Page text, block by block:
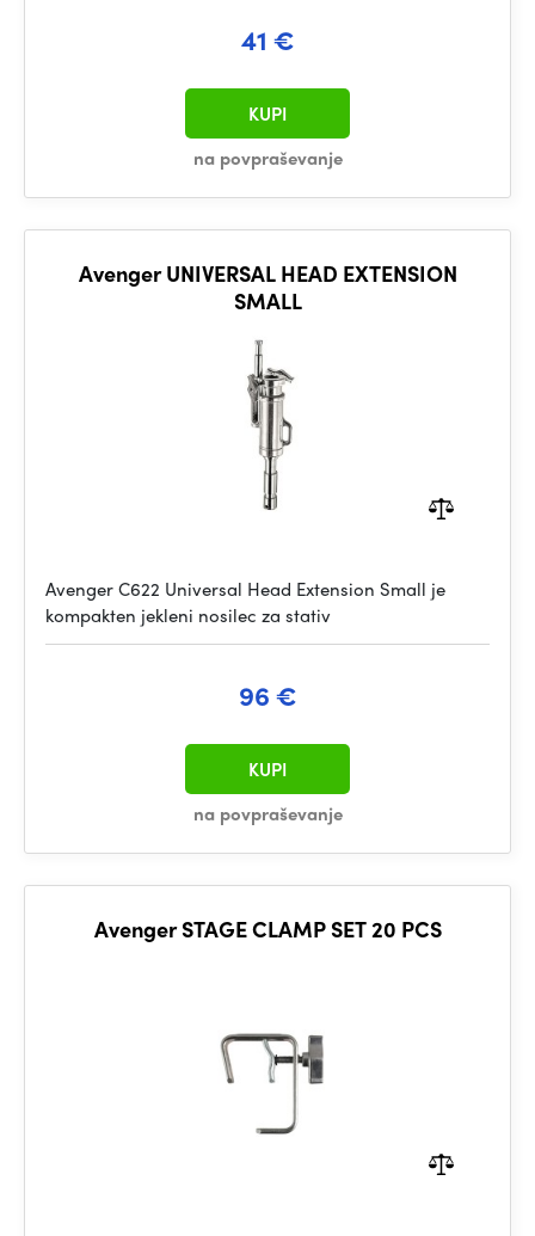
41 €
na povpraševanje
KUPI
Avenger UNIVERSAL HEAD EXTENSION
SMALL
Avenger C622 Universal Head Extension Small je
kompakten jekleni nosilec za stativ
96 €
na povpraševanje
KUPI
Avenger STAGE CLAMP SET 20 PCS